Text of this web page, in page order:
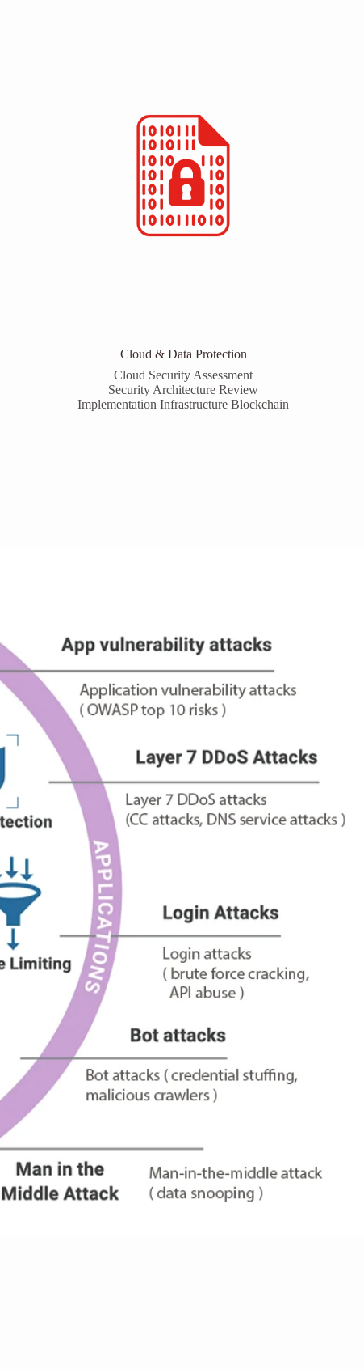
Cloud & Data Protection
Cloud Security Assessment
Security Architecture Review
Implementation Infrastructure Blockchain